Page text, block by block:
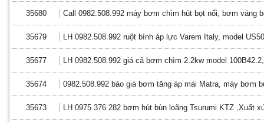
35680 Call 0982.508.992 máy bơm chìm hút bọt nổi, bơm váng
35679 LH 0982.508.992 ruột bình áp lực Varem Italy, model
35677 LH 0982.508.992 giá cả bơm chìm 2.2kw model
35674 0982.508.992 báo giá bơm tăng áp mái Matra, máy bơm
35673 LH 0975 376 282 bơm hút bùn loãng Tsurumi KTZ ,Xuất